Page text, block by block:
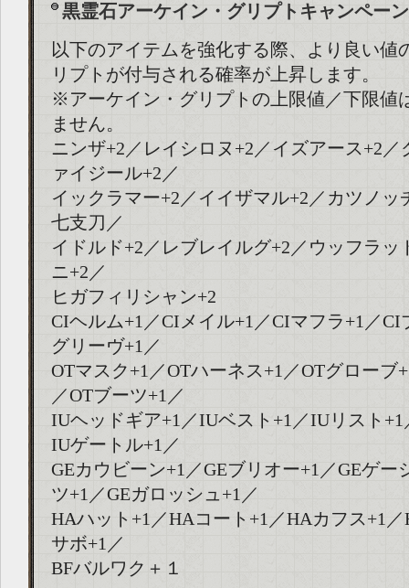
黒霊石アーケイン・グリプトキャンペーン
以下のアイテムを強化する際、より良い値
リプトが付与される確率が上昇します。
※アーケイン・グリプトの上限値／下限値
ません。
ニンザ+2／レイシロヌ+2／イズアース+2／
ァイジール+2／
イックラマー+2／イイザマル+2／カツノッ
七支刀／
イドルド+2／レブレイルグ+2／ウッフラッ
ニ+2／
ヒガフィリシャン+2
CIヘルム+1／CIメイル+1／CIマフラ+1／CI
グリーヴ+1／
OTマスク+1／OTハーネス+1／OTグローブ
／OTブーツ+1／
IUヘッドギア+1／IUベスト+1／IUリスト
IUゲートル+1／
GEカウビーン+1／GEブリオー+1／GEゲー
ツ+1／GEガロッシュ+1／
HAハット+1／HAコート+1／HAカフス+1
サボ+1／
BFバルワク＋１